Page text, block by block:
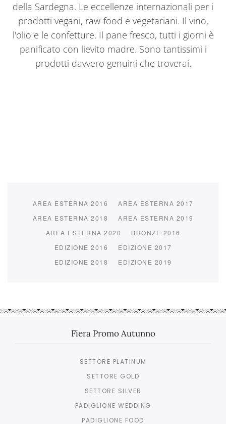
della Sardegna. Le eccellenze internazionali per i
prodotti vegani, raw-food e vegetariani. Il vino,
l'olio e le confetture. Il pane fresco, tutti i giorni è
panificato con lievito madre. Sono tantissimi i
prodotti davvero genuini che troverai.
AREA ESTERNA 2016
AREA ESTERNA 2017
AREA ESTERNA 2018
AREA ESTERNA 2019
AREA ESTERNA 2020
BRONZE 2016
EDIZIONE 2016
EDIZIONE 2017
EDIZIONE 2018
EDIZIONE 2019
Fiera Promo Autunno
SETTORE PLATINUM
SETTORE GOLD
SETTORE SILVER
PADIGLIONE WEDDING
PADIGLIONE FOOD